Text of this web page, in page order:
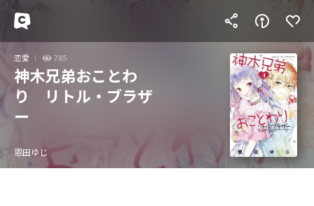
恋愛 785
神木兄弟おことわ
り リトル・ブラザ
ー
恩田ゆじ